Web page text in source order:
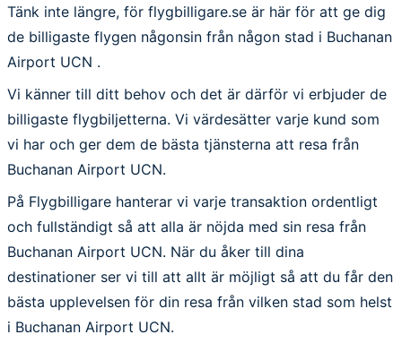
Tänk inte längre, för flygbilligare.se är här för att ge dig
de billigaste flygen någonsin från någon stad i Buchanan
Airport UCN .
Vi känner till ditt behov och det är därför vi erbjuder de
billigaste flygbiljetterna. Vi värdesätter varje kund som
vi har och ger dem de bästa tjänsterna att resa från
Buchanan Airport UCN.
På Flygbilligare hanterar vi varje transaktion ordentligt
och fullständigt så att alla är nöjda med sin resa från
Buchanan Airport UCN. När du åker till dina
destinationer ser vi till att allt är möjligt så att du får den
bästa upplevelsen för din resa från vilken stad som helst
i Buchanan Airport UCN.